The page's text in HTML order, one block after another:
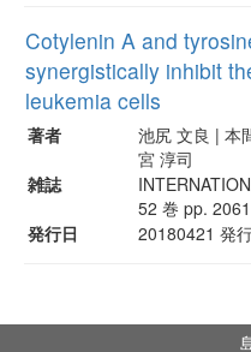
Cotylenin A and
synergistically inhibit
leukemia cells
著者
池尻 文良 | 本
宮 淳司
雑誌
52 巻 pp.
発行日
20180421 発